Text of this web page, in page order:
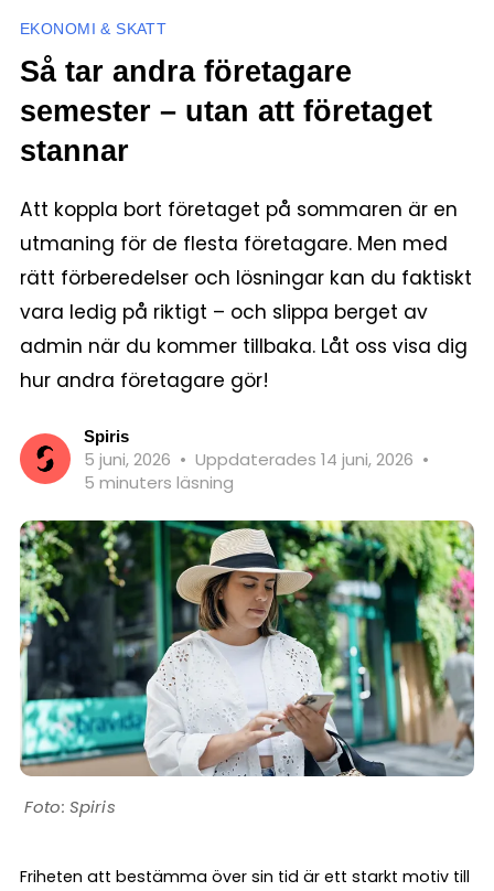
EKONOMI & SKATT
Så tar andra företagare
semester – utan att företaget
stannar
Att koppla bort företaget på sommaren är en
utmaning för de flesta företagare. Men med
rätt förberedelser och lösningar kan du faktiskt
vara ledig på riktigt – och slippa berget av
admin när du kommer tillbaka. Låt oss visa dig
hur andra företagare gör!
Spiris
5 juni, 2026 • Uppdaterades 14 juni, 2026 •
5 minuters läsning
Spiris
Friheten att bestämma över sin tid är ett starkt motiv till